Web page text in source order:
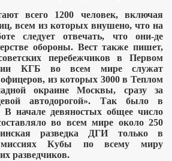
всего 1200 человек, включая
всем из которых внушено, что на
следует отвечать, что они-де
обороны. Вест также пишет,
перебежчиков в Первом
КГБ во всем мире служат
из которых 3000 в Теплом
окраине Москвы, сразу за
автодорогой». Так было в
В начале девяностых общее число
во всем мире около 250
разведка ДГИ только в
миссиях Кубы по всему миру
разведчиков.